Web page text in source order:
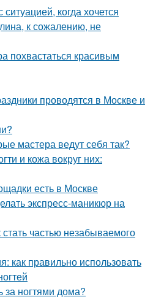
когда хочется
к сожалению, не
похвастаться красивым
проводятся в Москве и
мастера ведут себя так?
и кожа вокруг них:
есть в Москве
экспресс-маникюр на
частью незабываемого
как правильно использовать
ногтями дома?